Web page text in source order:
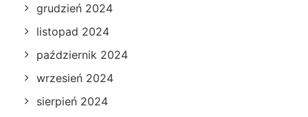
grudzień 2024
listopad 2024
październik 2024
wrzesień 2024
sierpień 2024